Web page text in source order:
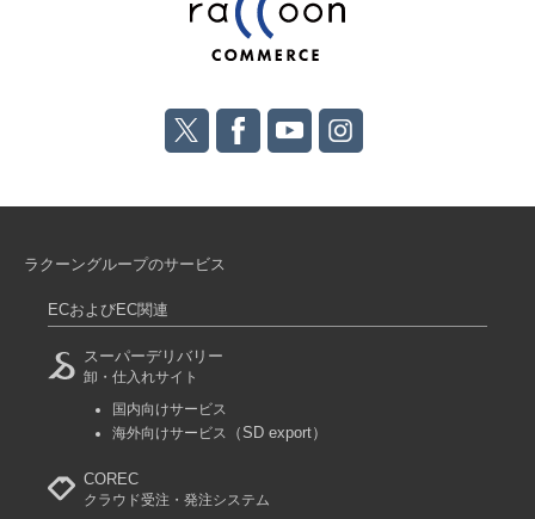
ラクーングループのサービス
ECおよびEC関連
スーパーデリバリー
卸・仕入れサイト
国内向けサービス
海外向けサービス
（SD export）
COREC
クラウド受注・発注システム